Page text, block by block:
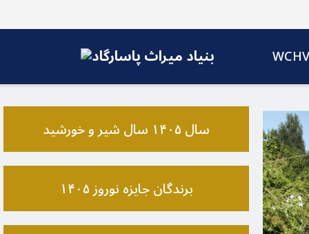
WCHV
سال ۱۴۰۵ سال شیر و خورشید
برندگان جایزه نوروز ۱۴۰۵